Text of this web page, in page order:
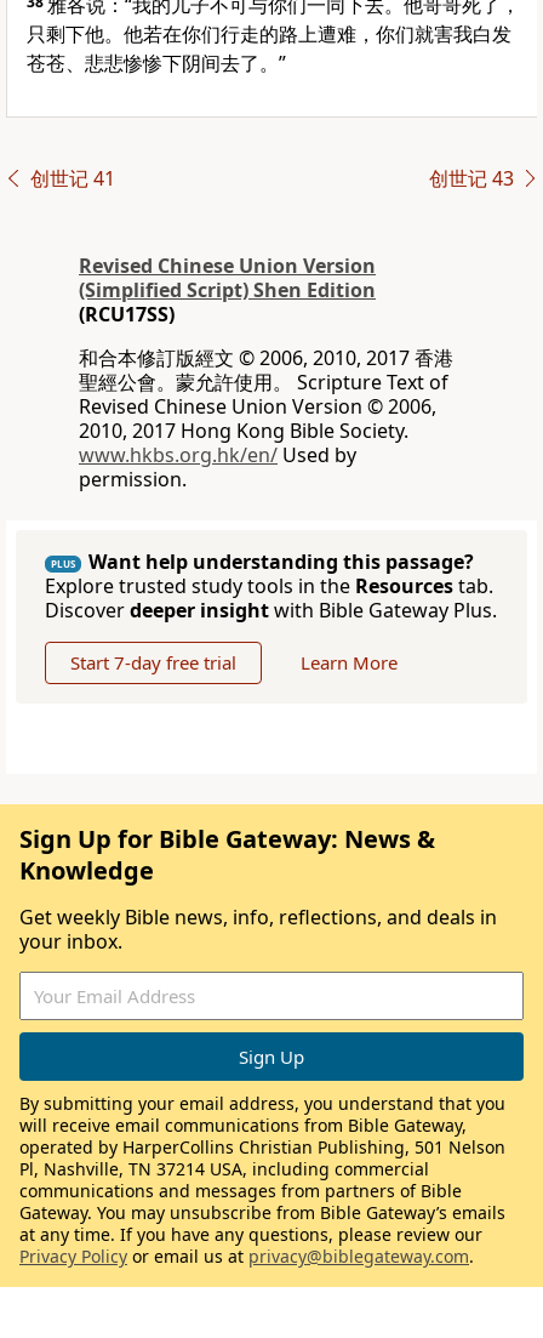
只剩下他。他若在你们行走的路上遭难，你们就害我白发
苍苍、悲悲惨惨下阴间去了。”
创世记 41 创世记 43
Revised Chinese Union Version
(Simplified Script) Shen Edition
(RCU17SS)
和合本修訂版經文 © 2006, 2010, 2017 香港
聖經公會。蒙允許使用。 Scripture Text of
Revised Chinese Union Version © 2006,
2010, 2017 Hong Kong Bible Society.
www.hkbs.org.hk/en/ Used by
permission.
PLUS
Want help understanding this passage?
Explore trusted study tools in the Resourcestab.
Discoverdeeper insightwith Bible Gateway Plus.
Start 7-day free trial Learn More
Sign Up for Bible Gateway: News &
Knowledge
Get weekly Bible news, info, reflections, and deals in
your inbox.
By submitting your email address, you understand that you
will receive email communications from Bible Gateway,
operated by HarperCollins Christian Publishing, 501 Nelson
Pl, Nashville, TN 37214 USA, including commercial
communications and messages from partners of Bible
Gateway. You may unsubscribe from Bible Gateway’s emails
at any time. If you have any questions, please review our
Privacy Policy or email us at privacy@biblegateway.com.